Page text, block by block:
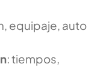
equipaje, auto
: tiempos,